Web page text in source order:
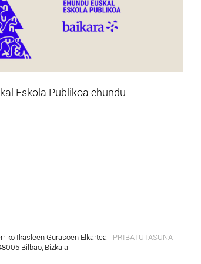
Eskola Publikoa ehundu
Ikasleen Gurasoen Elkartea - PRIBATUTASUNA
Bilbao, Bizkaia